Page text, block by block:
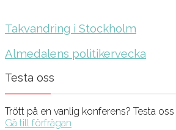
Takvandring i Stockholm
Almedalens politikervecka
Testa oss
Trött på en vanlig konferens? Testa oss
Gå till förfrågan